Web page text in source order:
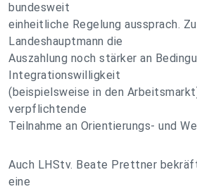
bundesweit
einheitliche Regelung aussprach.
Landeshauptmann die
Auszahlung noch stärker an
Integrationswilligkeit
(beispielsweise in den
verpflichtende
Teilnahme an Orientierungs- und
Auch LHStv. Beate Prettner
eine